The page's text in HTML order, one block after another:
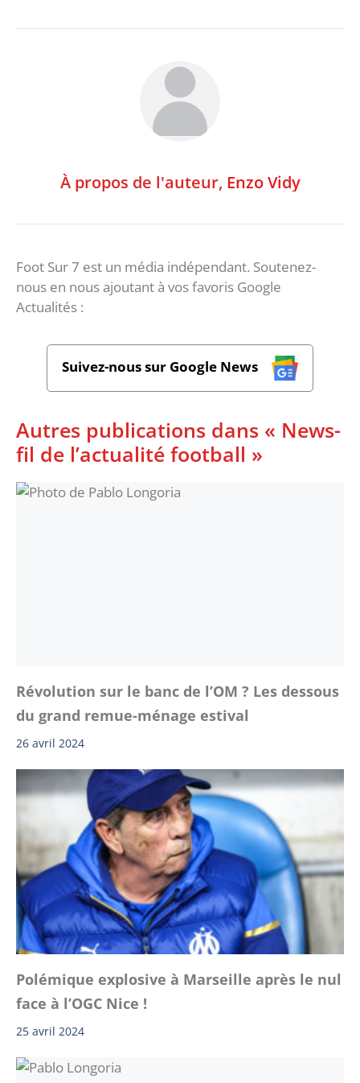
À propos de l'auteur, Enzo Vidy
Foot Sur 7 est un média indépendant. Soutenez-
nous en nous ajoutant à vos favoris Google
Actualités :
Suivez-nous sur Google News
Autres publications dans « News-
fil de l’actualité football »
Révolution sur le banc de l’OM ? Les dessous
du grand remue-ménage estival
26 avril 2024
Polémique explosive à Marseille après le nul
face à l’OGC Nice !
25 avril 2024